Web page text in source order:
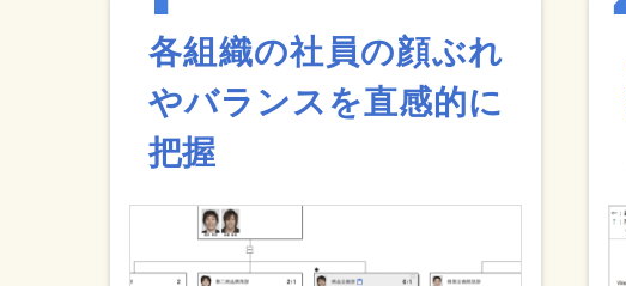
各組織の社員の顔ぶれ
やバランスを直感的に
把握